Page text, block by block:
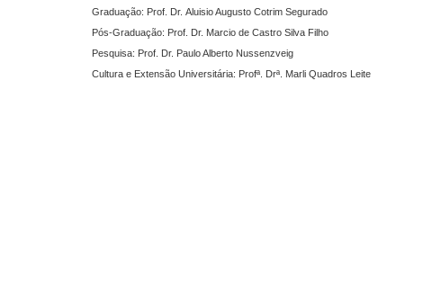
Graduação: Prof. Dr. Aluisio Augusto Cotrim Segurado
Pós-Graduação: Prof. Dr. Marcio de Castro Silva Filho
Pesquisa: Prof. Dr. Paulo Alberto Nussenzveig
Cultura e Extensão Universitária: Profª. Drª. Marli Quadros Leite